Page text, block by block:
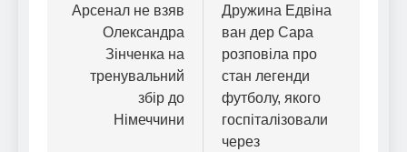
записів
Арсенал не взяв
Олександра
Зінченка на
тренувальний
збір до
Німеччини
Дружина Едвіна
ван дер Сара
розповіла про
стан легенди
футболу, якого
госпіталізовали
через